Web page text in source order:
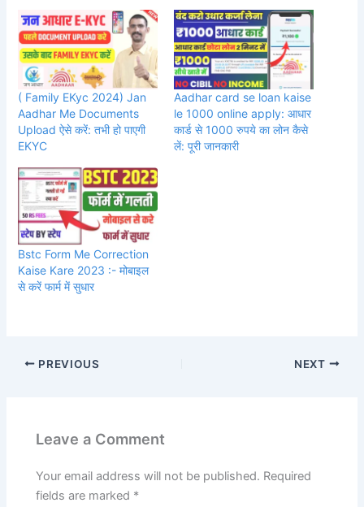
( Family EKyc 2024) Jan
Aadhar Me Documents
Upload ऐसे करें: तभी हो पाएगी
EKYC
Aadhar card se loan kaise
le 1000 online apply: आधार
कार्ड से 1000 रुपये का लोन कैसे
लें: पूरी जानकारी
Bstc Form Me Correction
Kaise Kare 2023 :- मोबाइल
से करें फार्म में सुधार
PREVIOUS NEXT
Leave a Comment
Your email address will not be published. Required
fields are marked *